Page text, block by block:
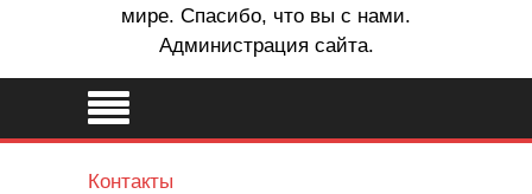
мире. Спасибо, что вы с нами.
Администрация сайта.
Контакты